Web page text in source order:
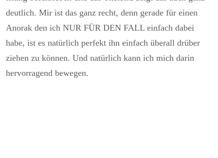
deutlich. Mir ist das ganz recht, denn gerade für einen
Anorak den ich NUR FÜR DEN FALL einfach dabei
habe, ist es natürlich perfekt ihn einfach überall drüber
ziehen zu können. Und natürlich kann ich mich darin
hervorragend bewegen.